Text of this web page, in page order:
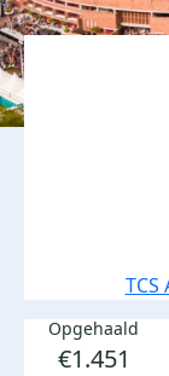
Opgehaald
€1.451